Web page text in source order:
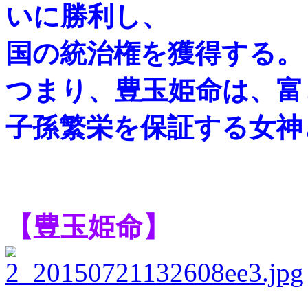
いに勝利し、
国の統治権を獲得する。
つまり、豊玉姫命は、
子孫繁栄を保証する女
【豊玉姫命】